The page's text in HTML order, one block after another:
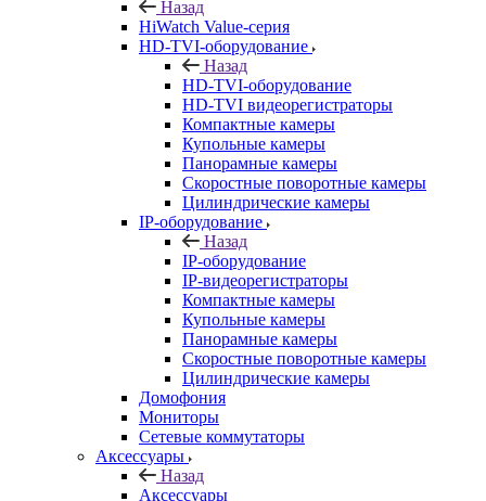
Назад
HiWatch Value-серия
HD-TVI-оборудование
Назад
HD-TVI-оборудование
HD-TVI видеорегистраторы
Компактные камеры
Купольные камеры
Панорамные камеры
Скоростные поворотные камеры
Цилиндрические камеры
IP-оборудование
Назад
IP-оборудование
IP-видеорегистраторы
Компактные камеры
Купольные камеры
Панорамные камеры
Скоростные поворотные камеры
Цилиндрические камеры
Домофония
Мониторы
Сетевые коммутаторы
Аксессуары
Назад
Аксессуары